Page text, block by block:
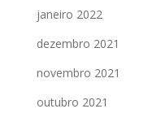
janeiro 2022
dezembro 2021
novembro 2021
outubro 2021